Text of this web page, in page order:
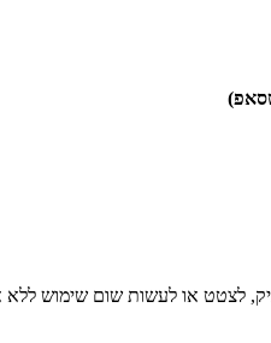
לצטט או לעשות שום שימוש